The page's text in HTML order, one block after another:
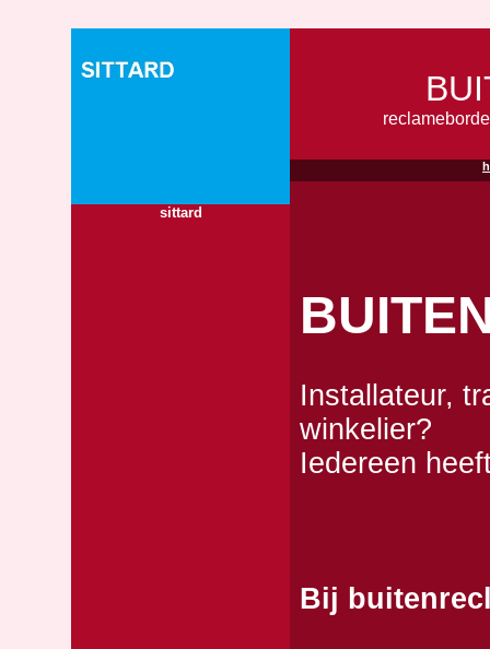
sittard
Installateur,
winkelier?
Iedereen
Bij